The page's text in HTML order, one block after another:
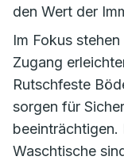
den Wert der
Im Fokus
Zugang
Rutschfeste
sorgen für
beeinträchtigen.
Waschtische